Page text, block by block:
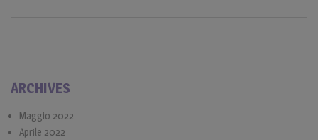
ARCHIVES
Maggio 2022
Aprile 2022